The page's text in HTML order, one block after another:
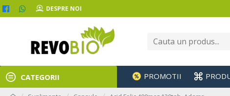
DESPRE NOI
CATEGORII PROMOTII